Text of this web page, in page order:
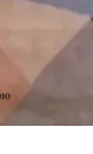
у стилі
в
Соня